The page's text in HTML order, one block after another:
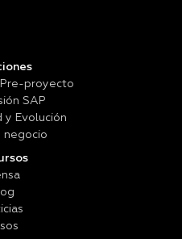
Pre-proyecto
SAP
y Evolución
negocio